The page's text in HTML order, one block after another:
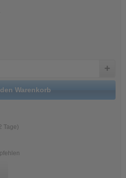
den Warenkorb
Tage)